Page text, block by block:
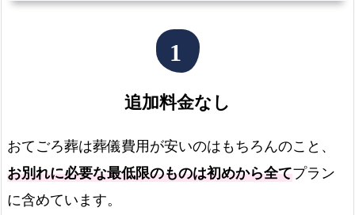
が
選
れ
3
つ
追加料金なし
おてごろ葬は葬儀費用が安いのはもちろんのこと、
お別れに必要な最低限のものは初めから全てプラン
に含めています。